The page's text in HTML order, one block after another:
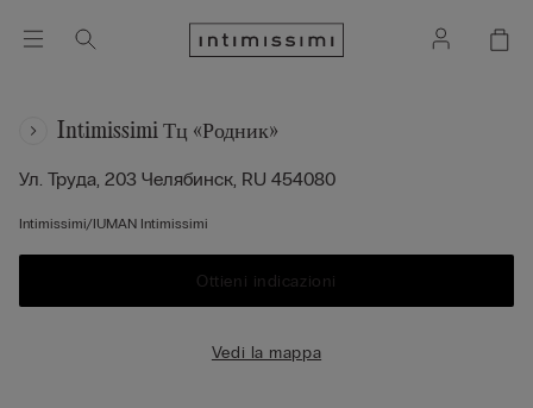
Intimissimi Тц «родник»
Ул. Труда, 203 Челябинск, RU 454080
Intimissimi/IUMAN Intimissimi
Ottieni indicazioni
Vedi la mappa